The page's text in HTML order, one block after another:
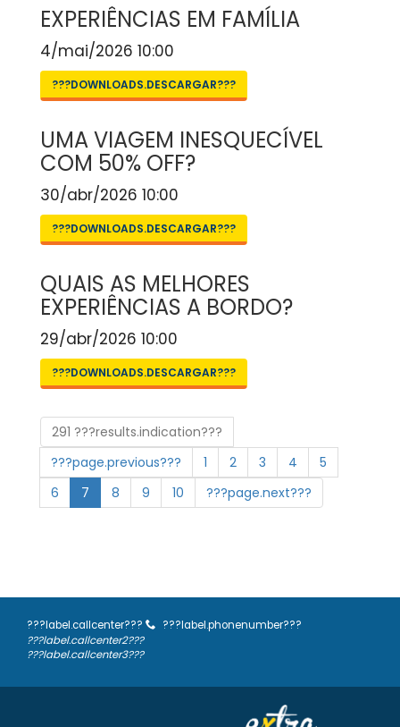
EXPERIÊNCIAS EM FAMÍLIA
4/mai/2026 10:00
???DOWNLOADS.DESCARGAR???
UMA VIAGEM INESQUECÍVEL
COM 50% OFF?
30/abr/2026 10:00
???DOWNLOADS.DESCARGAR???
QUAIS AS MELHORES
EXPERIÊNCIAS A BORDO?
29/abr/2026 10:00
???DOWNLOADS.DESCARGAR???
291 ???results.indication???
???page.previous???
1 2 3 4
5
6
7 8 9 10 ???page.next???
???label.callcenter???
???label.phonenumber???
???label.callcenter2???
???label.callcenter3???